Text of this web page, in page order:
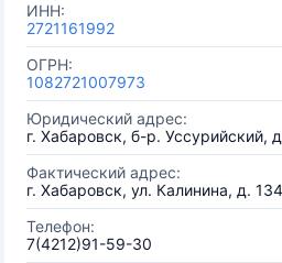
ИНН:
2721161992
ОГРН:
1082721007973
Юридический адрес:
г. Хабаровск, б-р. Уссурийский,
Фактический адрес:
г. Хабаровск, ул. Калинина, д. 134
Телефон:
7(4212)91-59-30